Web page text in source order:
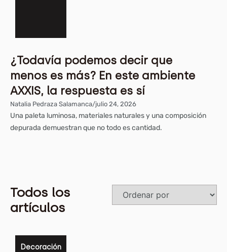
¿Todavía podemos decir que
menos es más? En este ambiente
AXXIS, la respuesta es sí
Natalia Pedraza Salamanca/julio 24, 2026
Una paleta luminosa, materiales naturales y una composición
depurada demuestran que no todo es cantidad.
Todos los
artículos
Decoración